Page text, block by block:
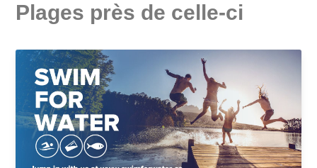
Plages près de celle-ci